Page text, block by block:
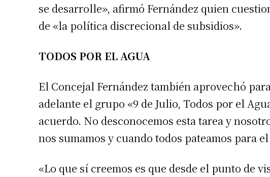
se desarrolle», afirmó Fernández quien
de «la política discrecional de subsidios».
TODOS POR EL AGUA
El Concejal Fernández también aprovechó
adelante el grupo «9 de Julio, Todos por el
acuerdo. No desconocemos esta tarea y
nos sumamos y cuando todos pateamos para
«Lo que sí creemos es que desde el punto de